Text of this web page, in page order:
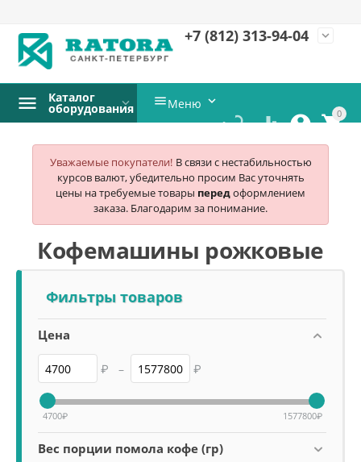
+7 (812) 313-94-04 expand_more
0


 
Каталог
оборудования Меню 
Уважаемые покупатели! В связи с нестабильностью
курсов валют, убедительно просим Вас уточнять
цены на требуемые товары передоформлением
заказа. Благодарим за понимание.
Кофемашины рожковые
Фильтры товаров
Цена
₽ – ₽
4700₽ 1577800₽
Вес порции помола кофе (гр)